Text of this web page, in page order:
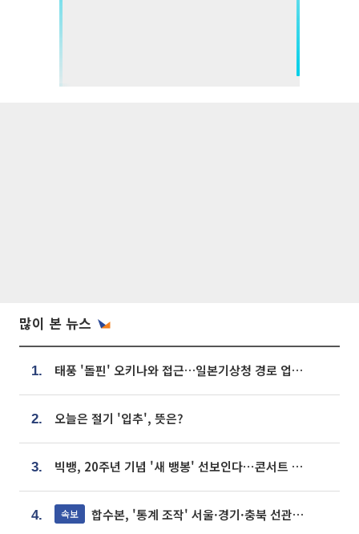
많이 본 뉴스
1. 태풍 '돌핀' 오키나와 접근…일본기상청 경로 업데이트
2. 오늘은 절기 '입추', 뜻은?
3. 빅뱅, 20주년 기념 '새 뱅봉' 선보인다⋯콘서트 앞두고 팝업 개최
4. 속보 합수본, '통계 조작' 서울·경기·충북 선관위 등 추가 압수수색